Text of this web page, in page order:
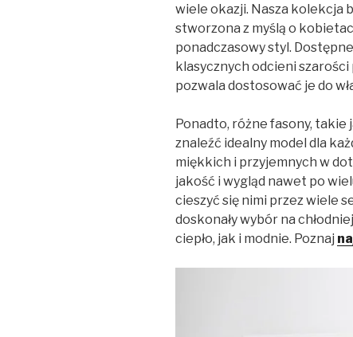
wiele okazji. Nasza kolekcja
stworzona z myślą o
ponadczasowy styl.
klasycznych odcieni
pozwala dostosować je do
Ponadto, różne fasony, takie
znaleźć idealny model dla
miękkich i przyjemnych w
jakość i wygląd nawet po
cieszyć się nimi przez wiele
doskonały wybór na
ciepło, jak i modnie. Poznaj